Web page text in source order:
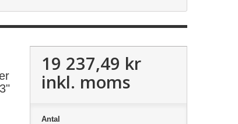
19 237,49 kr
inkl. moms
Antal